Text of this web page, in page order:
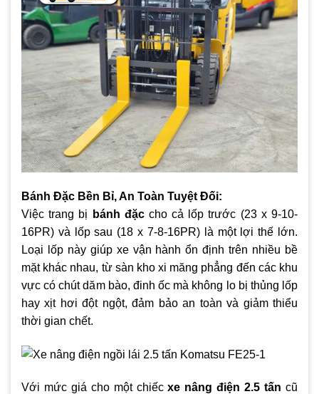
Bánh Đặc Bền Bỉ, An Toàn Tuyệt Đối:
Việc trang bị
bánh đặccho cả lốp trước (23 x 9-10-
16PR) và lốp sau (18 x 7-8-16PR) là một lợi thế lớn.
Loại lốp này giúp xe vận hành ổn định trên nhiều bề
mặt khác nhau, từ sàn kho xi măng phẳng đến các khu
vực có chút dăm bào, đinh ốc mà không lo bị thủng lốp
hay xịt hơi đột ngột, đảm bảo an toàn và giảm thiểu
thời gian chết.
Với mức giá cho một chiếcxe nâng điện 2.5 tấn cũ